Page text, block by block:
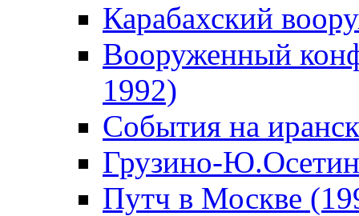
Карабахский
Вооруженный
1992)
События на
Грузино-
Путч в Москве